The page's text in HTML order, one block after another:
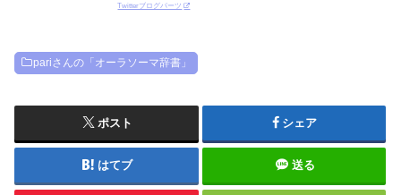
Twitterブログパーツ
pariさんの「オーラソーマ辞書」
ポスト シェア
はてブ 送る